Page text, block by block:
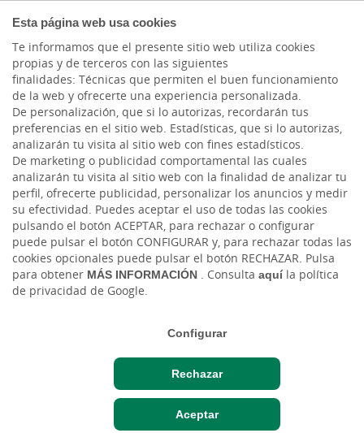
Esta página web usa cookies
Te informamos que el presente sitio web utiliza cookies
propias y de terceros con las siguientes
finalidades: Técnicas que permiten el buen funcionamiento
de la web y ofrecerte una experiencia personalizada.
De personalización, que si lo autorizas, recordarán tus
preferencias en el sitio web. Estadísticas, que si lo autorizas,
analizarán tu visita al sitio web con fines estadísticos.
De marketing o publicidad comportamental las cuales
analizarán tu visita al sitio web con la finalidad de analizar tu
perfil, ofrecerte publicidad, personalizar los anuncios y medir
su efectividad. Puedes aceptar el uso de todas las cookies
pulsando el botón ACEPTAR, para rechazar o configurar
puede pulsar el botón CONFIGURAR y, para rechazar todas las
cookies opcionales puede pulsar el botón RECHAZAR. Pulsa
para obtener MÁS INFORMACIÓN . Consulta aquíla política
de privacidad de Google.
Configurar
Rechazar
Aceptar
Actualidad
Emprendimiento en
tiempos de pandemia
Jue, 02/07/2020 - 12:00